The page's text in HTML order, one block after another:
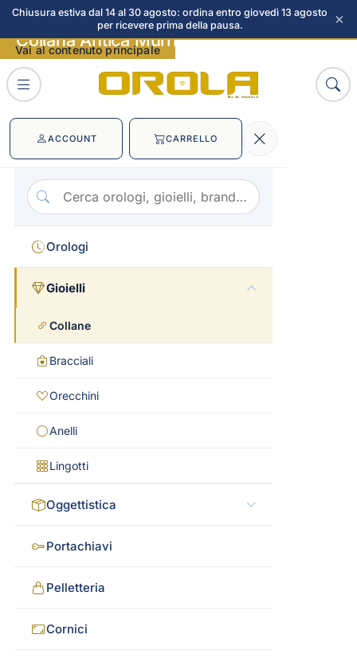
Chiusura estiva dal 14 al 30 agosto: ordina entro giovedì 13 agosto
per ricevere prima della pausa.
×
Vai al contenuto principale
ACCOUNT CARRELLO
Orologi
Gioielli
Collane
Bracciali
Orecchini
Anelli
Lingotti
Oggettistica
Portachiavi
Pelletteria
Cornici
Collana Antica Murrina Cheri immagini